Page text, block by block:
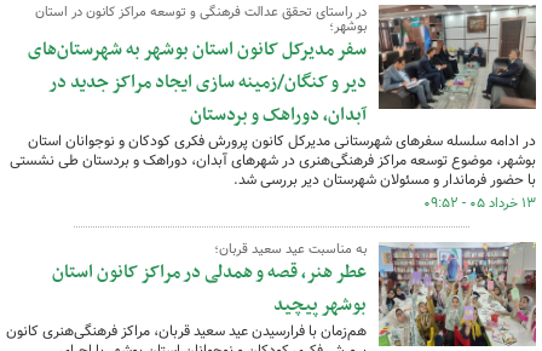
در راستای تحقق عدالت فرهنگی و توسعه مراکز کانون در استان
بوشهر؛
سفر مدیرکل کانون استان بوشهر به شهرستان‌های
دیر و کنگان/زمینه سازی ایجاد مراکز جدید در
آبدان، دوراهک و بردستان
در ادامه سلسله سفرهای شهرستانی مدیرکل کانون پرورش فکری کودکان و نوجوانان استان
بوشهر، موضوع توسعه مراکز فرهنگی‌هنری در شهرهای آبدان، دوراهک و بردستان طی نشستی
با حضور فرماندار و مسئولان شهرستان دیر بررسی شد.
۱۳ خرداد ۰۵ - ۰۹:۵۲
به مناسبت عید سعید قربان؛
عطر هنر، قصه و همدلی در مراکز کانون استان
بوشهر پیچید
هم‌زمان با فرارسیدن عید سعید قربان، مراکز فرهنگی‌هنری کانون